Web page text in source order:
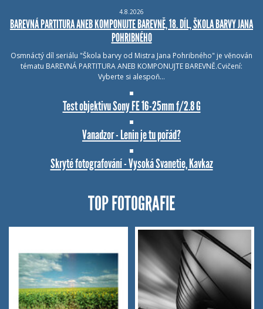
4.8.2026
BAREVNÁ PARTITURA ANEB KOMPONUJTE BAREVNĚ, 18. DÍL, ŠKOLA BARVY JANA
POHRIBNÉHO
Osmnáctý díl seriálu "Škola barvy od Mistra Jana Pohribného" je věnován
tématu BAREVNÁ PARTITURA ANEB KOMPONUJTE BAREVNĚ.Cvičení:
Vyberte si alespoň…
Test objektivu Sony FE 16-25mm f/2.8 G
Vanadzor - Lenin je tu pořád?
Skryté fotografování - Vysoká Svanetie, Kavkaz
TOP FOTOGRAFIE